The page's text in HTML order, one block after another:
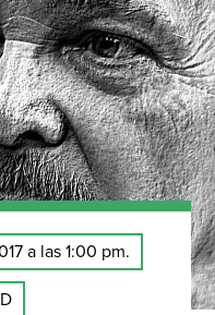
a las 1:00 pm.